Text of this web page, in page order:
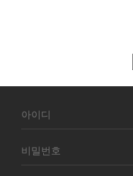
원
그